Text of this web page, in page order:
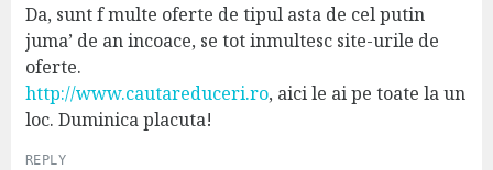
s
:
Da, sunt f multe oferte de tipul asta de cel putin
juma’ de an incoace, se tot inmultesc site-urile de
oferte.
http://www.cautareduceri.ro, aici le ai pe toate la un
loc. Duminica placuta!
REPLY